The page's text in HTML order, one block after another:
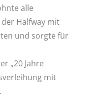
alle
Halfway mit
und sorgte für
„20 Jahre
mit